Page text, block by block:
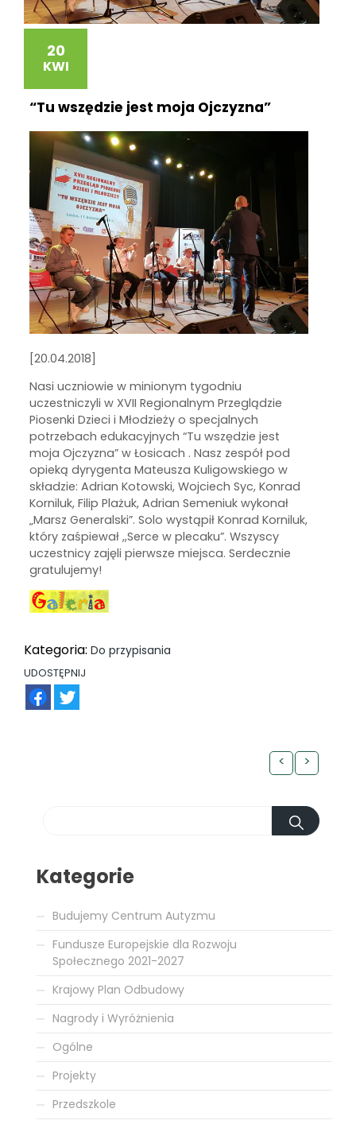
20
KWI
“Tu wszędzie jest moja Ojczyzna”
[20.04.2018]
Nasi uczniowie w minionym tygodniu
uczestniczyli w XVII Regionalnym Przeglądzie
Piosenki Dzieci i Młodzieży o specjalnych
potrzebach edukacyjnych “Tu wszędzie jest
moja Ojczyzna” w Łosicach . Nasz zespół pod
opieką dyrygenta Mateusza Kuligowskiego w
składzie: Adrian Kotowski, Wojciech Syc, Konrad
Korniluk, Filip Plażuk, Adrian Semeniuk wykonał
„Marsz Generalski”. Solo wystąpił Konrad Korniluk,
który zaśpiewał ,,Serce w plecaku”. Wszyscy
uczestnicy zajęli pierwsze miejsca. Serdecznie
gratulujemy!
Kategoria: Do przypisania
UDOSTĘPNIJ
< >
Kategorie
Budujemy Centrum Autyzmu
Fundusze Europejskie dla Rozwoju
Społecznego 2021-2027
Krajowy Plan Odbudowy
Nagrody i Wyróżnienia
Ogólne
Projekty
Przedszkole